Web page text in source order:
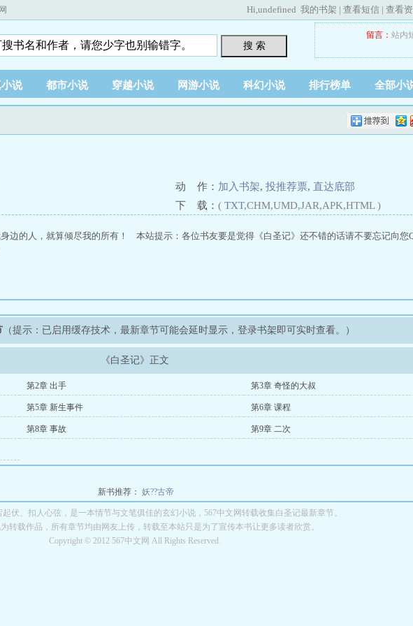
Hi,undefined 我的书架 | 查看短信 | 查看
搜 索
留言： 站内
说 都市小说 穿越小说 网游小说 科幻小说 排行榜单 全部小
动 作： 加入书架, 投推荐票, 直达底部
下 载： ( TXT,CHM,UMD,JAR,APK,HTML )
边的人，就算倾尽我的所有！ 本站提示：各位书友要是觉得《白圣记》还不错的话请不要忘记向您
（提示：已启用缓存技术，最新章节可能会延时显示，登录书架即可实时查看。）
《白圣记》正文
第2章 出手 第3章 奇怪的大叔
第5章 新生事件 第6章 课程
第8章 事故 第9章 二次
新书推荐： 妖??古帝
起伏、扣人心弦，是一本情节与文笔俱佳的玄幻小说，567中文网转载收集白圣记最新章节。
转载作品，所有章节均由网友上传，转载至本站只是为了宣传本书让更多读者欣赏。
Copyright © 2012 567中文网 All Rights Reserved.